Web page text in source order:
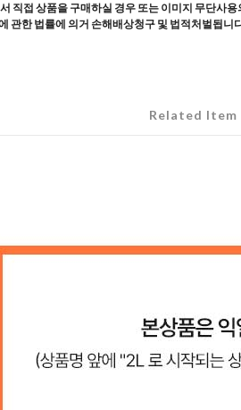
직접 상품을 구매하실 경우 또는 이미지 무단사용
관한 법률에 의거 손해배상청구 및 법적처벌됩니
Related Item